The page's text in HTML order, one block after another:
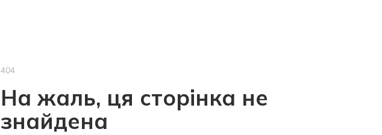
404
На жаль, ця сторінка не
знайдена